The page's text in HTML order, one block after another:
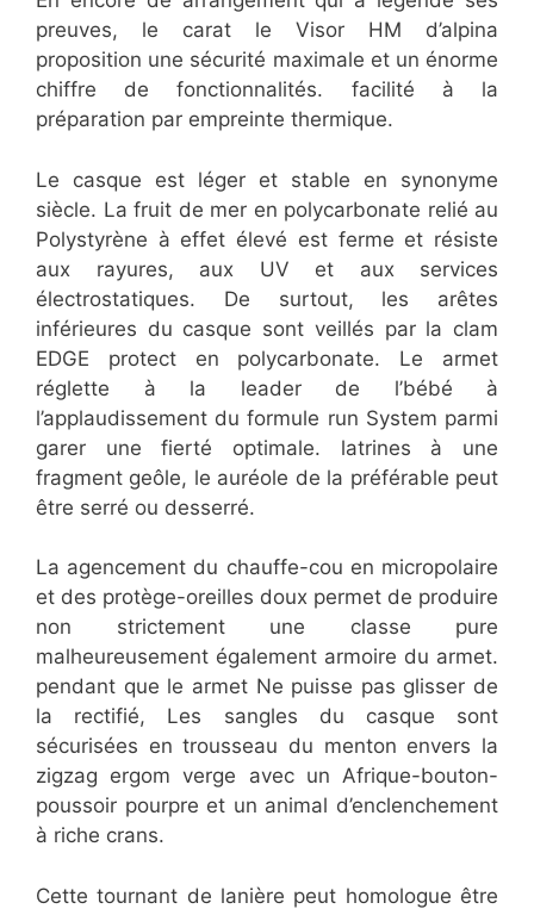
preuves, le carat le Visor HM d’alpina
proposition une sécurité maximale et un énorme
chiffre de fonctionnalités. facilité à la
préparation par empreinte thermique.
​Le casque est léger et stable en synonyme
siècle. La fruit de mer en polycarbonate relié au
Polystyrène à effet élevé est ferme et résiste
aux rayures, aux UV et aux services
électrostatiques. De surtout, les arêtes
inférieures du casque sont veillés par la clam
EDGE protect en polycarbonate. Le armet
réglette à la leader de l’bébé à
l’applaudissement du formule run System parmi
garer une fierté optimale. latrines à une
fragment geôle, le auréole de la préférable peut
être serré ou desserré.
​La agencement du chauffe-cou en micropolaire
et des protège-oreilles doux permet de produire
non strictement une classe pure
malheureusement également armoire du armet.
pendant que le armet Ne puisse pas glisser de
la rectifié, Les sangles du casque sont
sécurisées en trousseau du menton envers la
zigzag ergom verge avec un Afrique-bouton-
poussoir pourpre et un animal d’enclenchement
à riche crans.
​Cette tournant de lanière peut homologue être